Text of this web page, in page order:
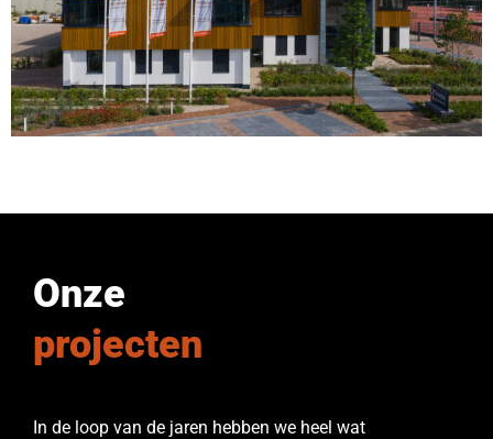
Onze
projecten
In de loop van de jaren hebben we heel wat